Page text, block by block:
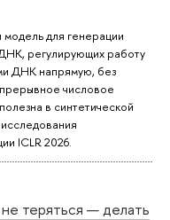
для генерации
регулирующих работу
ДНК напрямую, без
числовое
в синтетической
ICLR 2026.
теряться — делать